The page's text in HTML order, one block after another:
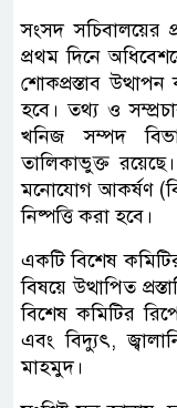
সংসদ সচিবালয়ের
প্রথম দিনে
শোকপ্রস্তাব
হবে। তথ্য ও
খনিজ সম্পদ
তালিকাভুক্ত
মনোযোগ আকর্ষণ
নিষ্পত্তি করা হবে।
একটি বিশেষ
বিষয়ে উত্থাপিত
বিশেষ কমিটির
এবং বিদ্যুৎ,
মাহমুদ।